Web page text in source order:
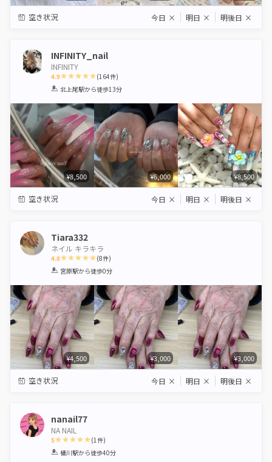
空き状況 今日 × 明日 × 明後日 ×
INFINITY_nail
INFINITY
4.9
1 2 3 4 5
(164件)
北上尾駅から徒歩13分
¥8,500 ¥6,000 ¥8,500
空き状況 今日 × 明日 × 明後日 ×
Tiara332
ネイル キラキラ
4.8
1 2 3 4 5
(8件)
宮原駅から徒歩0分
¥4,500 ¥3,000 ¥3,000
空き状況 今日 × 明日 × 明後日 ×
nanail77
NA NAIL
5
1 2 3 4 5
(1件)
桶川駅から徒歩40分